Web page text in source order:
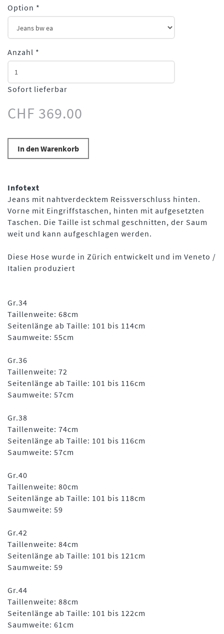
Option *
Anzahl *
Sofort lieferbar
CHF 369.00
In den Warenkorb
Infotext
Jeans mit nahtverdecktem Reissverschluss hinten.
Vorne mit Eingriffstaschen, hinten mit aufgesetzten
Taschen. Die Taille ist schmal geschnitten, der Saum
weit und kann aufgeschlagen werden.
Diese Hose wurde in Zürich entwickelt und im Veneto /
Italien produziert
Gr.34
Taillenweite: 68cm
Seitenlänge ab Taille: 101 bis 114cm
Saumweite: 55cm
Gr.36
Taillenweite: 72
Seitenlänge ab Taille: 101 bis 116cm
Saumweite: 57cm
Gr.38
Taillenweite: 74cm
Seitenlänge ab Taille: 101 bis 116cm
Saumweite: 57cm
Gr.40
Taillenweite: 80cm
Seitenlänge ab Taille: 101 bis 118cm
Saumweite: 59
Gr.42
Taillenweite: 84cm
Seitenlänge ab Taille: 101 bis 121cm
Saumweite: 59
Gr.44
Taillenweite: 88cm
Seitenlänge ab Taille: 101 bis 122cm
Saumweite: 61cm